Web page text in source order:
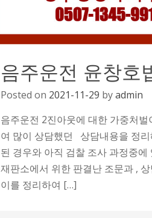
음주운전 윤창호
Posted on 2021-11-29 byadmin
음주운전 2진아웃에 대한 가중처
여 많이 상담했던 상담내용을 정
된 경우와 아직 검찰 조사 과정중
재판소에서 위한 판결난 조문과 ,
이를 정리하여 […]